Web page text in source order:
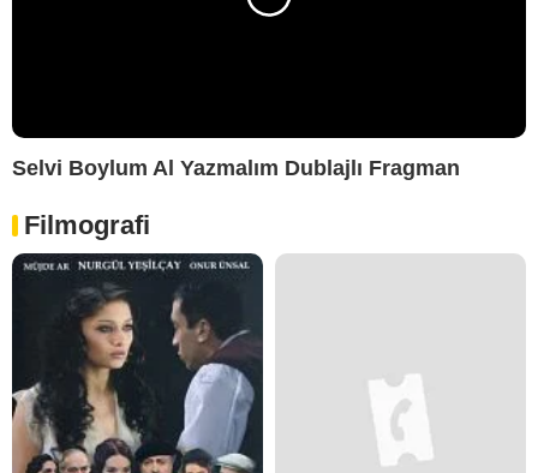
Selvi Boylum Al Yazmalım Dublajlı Fragman
Filmografi